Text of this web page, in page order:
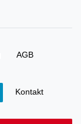
AGB
Kontakt